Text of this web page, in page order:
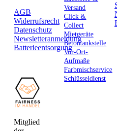
AGB
Widerrufsrecht
Datenschutz
Newsletteranmeldung
Batterieentsorgung
Mitglied
Versand
Click &
Collect
Mietgeräte
Betontankstelle
Vor-Ort-
Aufmaße
Farbmischservice
Schlüsseldienst